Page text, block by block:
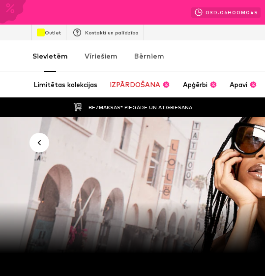
03D.06H 00M 03 S
Outlet Kontakti un palīdzība
Sievietēm Vīriešiem Bērniem
Limitētas kolekcijas IZPĀRDOŠANA Apģērbi Apavi
BEZMAKSAS* PIEGĀDE UN ATGRIEŠANA